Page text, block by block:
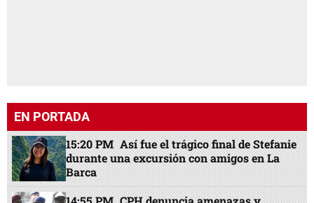
EN PORTADA
15:20 PM Así fue el trágico final de Stefanie
durante una excursión con amigos en La
Barca